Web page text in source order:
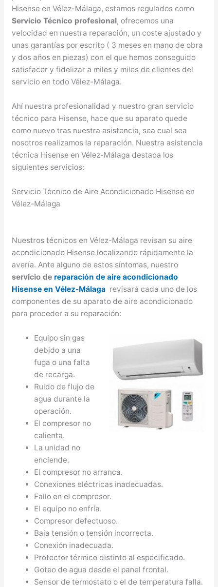
Hisense en Vélez-Málaga, estamos regulados como
Servicio Técnico profesional, ofrecemos una
velocidad en nuestra reparación, un coste ajustado y
unas garantías por escrito ( 3 meses en mano de obra
y dos años en piezas) con el que hemos conseguido
satisfacer y fidelizar a miles y miles de clientes del
servicio en todo Vélez-Málaga.
Ahí nuestra profesionalidad y nuestro gran servicio
técnico para Hisense, hace que su aparato quede
como nuevo tras nuestra asistencia, sea cual sea
nosotros realizamos la reparación. Nuestra asistencia
técnica Hisense en Vélez-Málaga destaca los
siguientes servicios:
Servicio Técnico de Aire Acondicionado Hisense en
Vélez-Málaga
Nuestros técnicos en Vélez-Málaga revisan su aire
acondicionado Hisense localizando rápidamente la
avería. Ante alguno de estos síntomas, nuestro
servicio dereparación de aire acondicionado
Hisense en Vélez-Málaga revisará cada uno de los
componentes de su aparato de aire acondicionado
para proceder a su reparación:
Equipo sin gas
debido a una
fuga o una falta
de recarga.
Ruido de flujo de
agua durante la
operación.
El compresor no
calienta.
La unidad no
enciende.
El compresor no arranca.
Conexiones eléctricas inadecuadas.
Fallo en el compresor.
El equipo no enfría.
Compresor defectuoso.
Baja tensión o tensión incorrecta.
Conexión inadecuada.
Protector térmico distinto al especificado.
Goteo de agua desde el panel frontal.
Sensor de termostato o el de temperatura falla.